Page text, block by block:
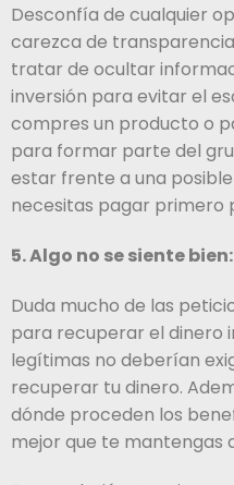
Desconfía de cualquier
carezca de
tratar de ocultar
inversión para evitar el
compres un producto o
para formar parte del
estar frente a una
necesitas pagar primero
5. Algo no se siente bien:
Duda mucho de las
para recuperar el dinero
legítimas no deberían
recuperar tu dinero.
dónde proceden los
mejor que te mantengas